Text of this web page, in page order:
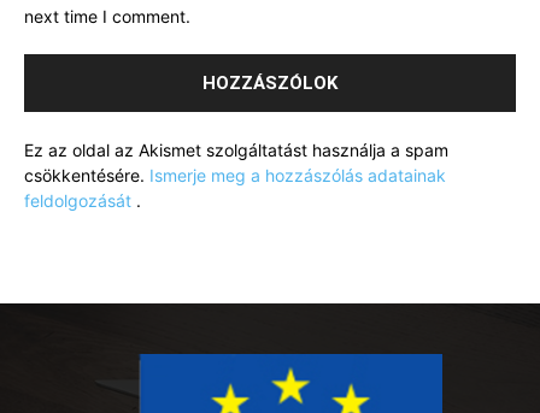
next time I comment.
Ez az oldal az Akismet szolgáltatást használja a spam
csökkentésére. Ismerje meg a hozzászólás adatainak
feldolgozását .